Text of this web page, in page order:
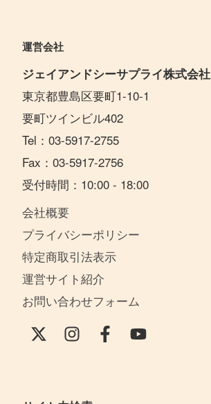
運営会社
ジェイアンドシーサプライ株式会社
東京都豊島区要町1-10-1
要町ツインビル402
Tel：03-5917-2755
Fax：03-5917-2756
受付時間：10:00 - 18:00
会社概要
プライバシーポリシー
特定商取引法表示
運営サイト紹介
お問い合わせフォーム